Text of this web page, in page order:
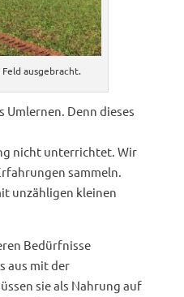
ausgebracht.
Umlernen. Denn dieses
nicht unterrichtet. Wir
sammeln.
unzähligen kleinen
Bedürfnisse
aus mit der
sie als Nahrung auf